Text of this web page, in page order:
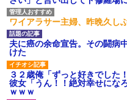
ワイアラサー主婦、昨晩久し
夫に癌の余命宣告。その闘病
けた
３２歳俺「ずっと好きでし
彼女「うん！！絶対幸せに
ｗｗｗ